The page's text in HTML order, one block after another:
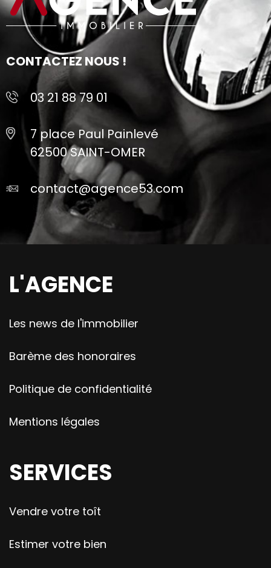
CONTACTEZ NOUS !
03 21 88 79 01
7 place Paul Painlevé
62500 SAINT-OMER
contact@agence53.com
L'AGENCE
Les news de l'immobilier
Barème des honoraires
Politique de confidentialité
Mentions légales
SERVICES
Vendre votre toît
Estimer votre bien